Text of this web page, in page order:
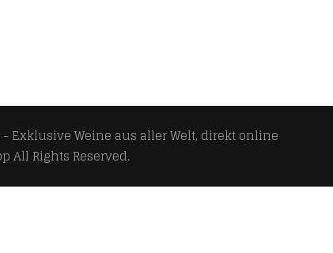
- Exklusive Weine aus aller Welt, direkt online
All Rights Reserved.